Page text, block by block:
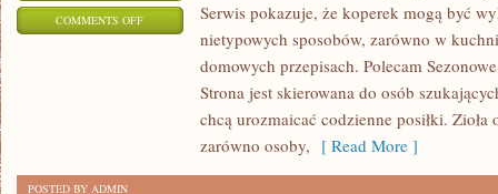
COMMENTS OFFON
CZYTELNIKÓW
Serwis pokazuje, że koperek mogą być
nietypowych sposobów, zarówno w
domowych przepisach. Polecam
Strona jest skierowana do osób
chcą urozmaicać codzienne posiłki.
zarówno osoby, [ Read More ]
POSTED BY ADMIN